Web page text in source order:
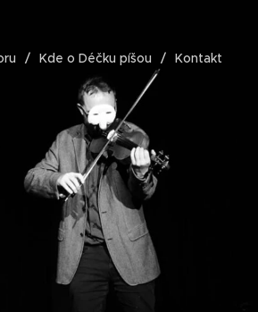
Kde o Déčku píšou Kontakt